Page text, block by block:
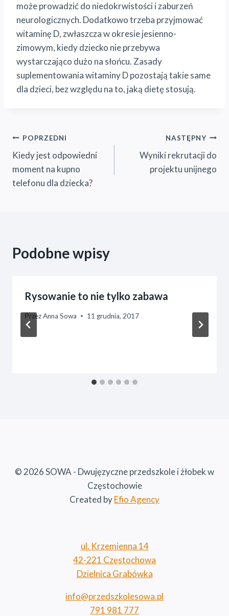
może prowadzić do niedokrwistości i zaburzeń
neurologicznych. Dodatkowo trzeba przyjmować
witaminę D, zwłaszcza w okresie jesienno-
zimowym, kiedy dziecko nie przebywa
wystarczająco dużo na słońcu. Zasady
suplementowania witaminy D pozostają takie same
dla dzieci, bez względu na to, jaką dietę stosują.
Nawigacja
wpisu
POPRZEDNI
Kiedy jest odpowiedni
moment na kupno
telefonu dla dziecka?
NASTĘPNY
Wyniki rekrutacji do
projektu unijnego
Podobne wpisy
Rysowanie to nie tylko zabawa
PrzezAnna Sowa 11 grudnia, 2017
© 2026 SOWA - Dwujęzyczne przedszkole i żłobek w
Częstochowie
Created byEfio Agency
ul. Krzemienna 14
42-221 Częstochowa
Dzielnica Grabówka
info@przedszkolesowa.pl
791 981 777